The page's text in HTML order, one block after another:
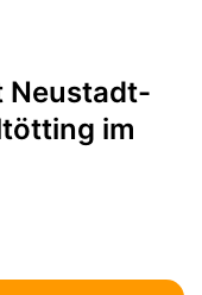
Neustadt-
im